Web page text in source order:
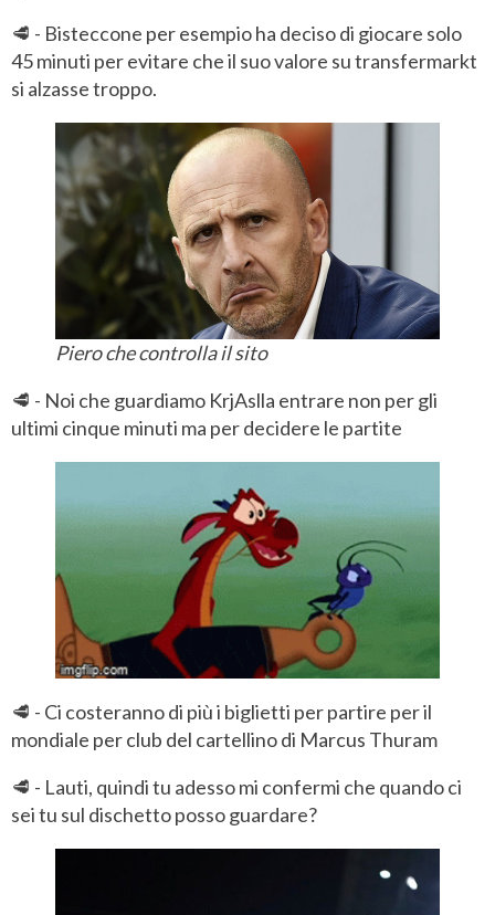
🥩 - Bisteccone per esempio ha deciso di giocare solo
45 minuti per evitare che il suo valore su transfermarkt
si alzasse troppo.
Piero che controlla il sito
🥩 - Noi che guardiamo KrjAslla entrare non per gli
ultimi cinque minuti ma per decidere le partite
🥩 - Ci costeranno di più i biglietti per partire per il
mondiale per club del cartellino di Marcus Thuram
🥩 - Lauti, quindi tu adesso mi confermi che quando ci
sei tu sul dischetto posso guardare?